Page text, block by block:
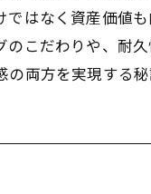
はなく資産価値
こだわりや、耐
両方を実現する秘